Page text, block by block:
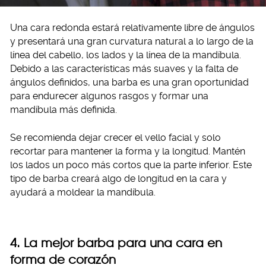
Una cara redonda estará relativamente libre de ángulos
y presentará una gran curvatura natural a lo largo de la
línea del cabello, los lados y la línea de la mandíbula.
Debido a las características más suaves y la falta de
ángulos definidos, una barba es una gran oportunidad
para endurecer algunos rasgos y formar una
mandíbula más definida.
Se recomienda dejar crecer el vello facial y solo
recortar para mantener la forma y la longitud. Mantén
los lados un poco más cortos que la parte inferior. Este
tipo de barba creará algo de longitud en la cara y
ayudará a moldear la mandíbula.
4. La mejor barba para una cara en
forma de corazón